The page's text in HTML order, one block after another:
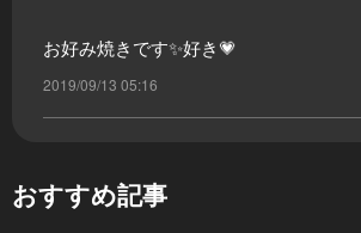
お好み焼きです✨好き💗
2019/09/13 05:16
おすすめ記事